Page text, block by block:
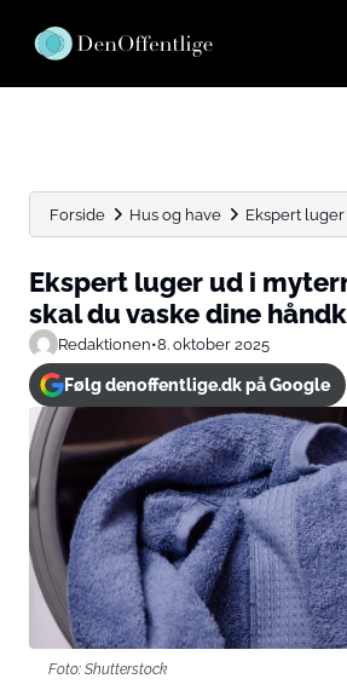
Forside Hus og have Ekspert luger
Ekspert luger ud i
skal du vaske dine
Redaktionen•8. oktober 2025
Følg denoffentlige.dk på Google
Foto: Shutterstock